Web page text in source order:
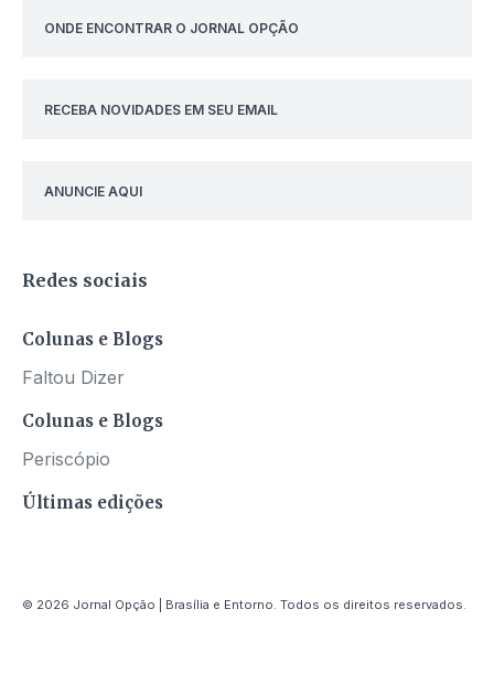
ONDE ENCONTRAR O JORNAL OPÇÃO
RECEBA NOVIDADES EM SEU EMAIL
ANUNCIE AQUI
Redes sociais
Colunas e Blogs
Faltou Dizer
Colunas e Blogs
Periscópio
Últimas edições
© 2026 Jornal Opção | Brasília e Entorno. Todos os direitos reservados.